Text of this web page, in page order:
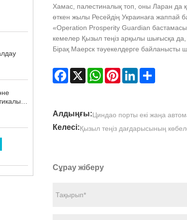
Хамас, палестиналық топ, оны Ларан да
өткен жылы Ресейдің Украинаға жаппай
«Operation Prosperity Guardian
кемелер Қызыл теңіз арқылы шығысқа да,
Бірақ Маерск тәуекелдерге байланысты
Facebook
X WhatsAppPinterestLinkedInShare
Алдыңғы:Циндао порты екі жаңа
Келесі:Қызыл теңіз дағдарысының
Сұрау жіберу